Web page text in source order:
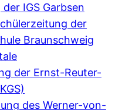
IGS Garbsen
der
Braunschweig
der Ernst-Reuter-
des Werner-von-